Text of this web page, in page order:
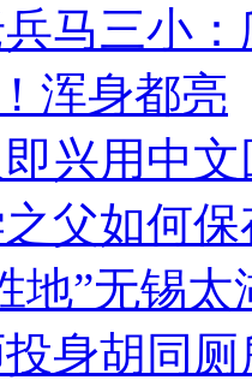
马三小
浑身都亮
兴用中
之父如何
地”无锡
身胡同